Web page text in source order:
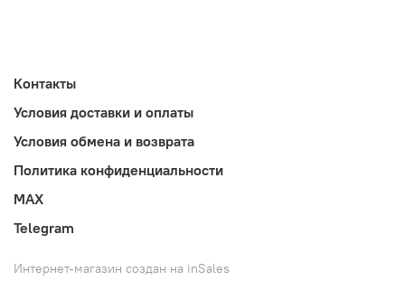
Контакты
Условия доставки и оплаты
Условия обмена и возврата
Политика конфиденциальности
MAX
Telegram
Интернет-магазин создан на inSales